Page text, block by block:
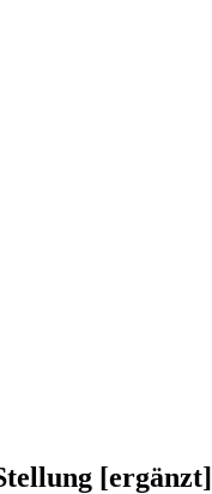
[ergänzt]